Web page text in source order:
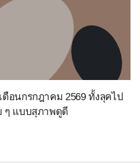
อนกรกฎาคม 2569 ทั้งลุคไป
ๆ แบบสุภาพดูดี